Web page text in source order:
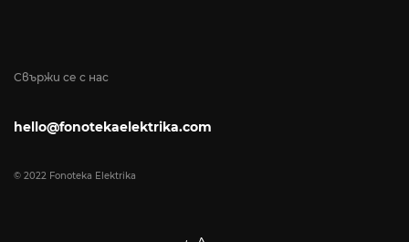
Свържи се с нас
hello@fonotekaelektrika.com
© 2022 Fonoteka Elektrika